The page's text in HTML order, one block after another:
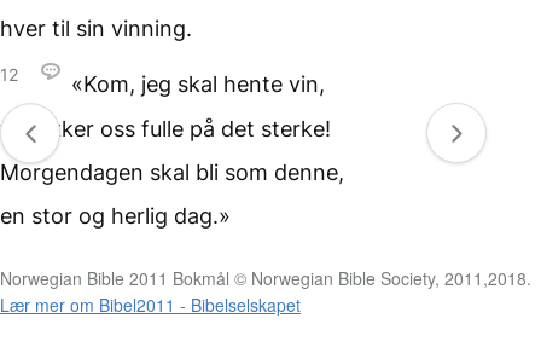
hver til sin vinning.
12
«Kom, jeg skal hente vin,
vi drikker oss fulle på det sterke!
Morgendagen skal bli som denne,
en stor og herlig dag.»
Norwegian Bible 2011 Bokmål © Norwegian Bible Society, 2011,2018.
Lær mer om Bibel2011 - Bibelselskapet